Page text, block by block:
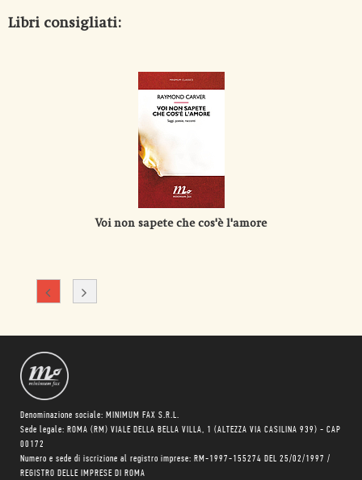
Libri consigliati:
Voi non sapete che cos'è l'amore
Denominazione sociale: MINIMUM FAX S.R.L.
Sede legale: ROMA (RM) VIALE DELLA BELLA VILLA, 1 (ALTEZZA VIA CASILINA 939) - CAP
00172
Numero e sede di iscrizione al registro imprese: RM-1997-155274 DEL 25/02/1997 /
REGISTRO DELLE IMPRESE DI ROMA